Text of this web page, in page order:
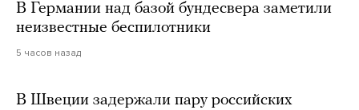
В Германии над базой бундесвера заметили
неизвестные беспилотники
5 часов назад
В Швеции задержали пару российских